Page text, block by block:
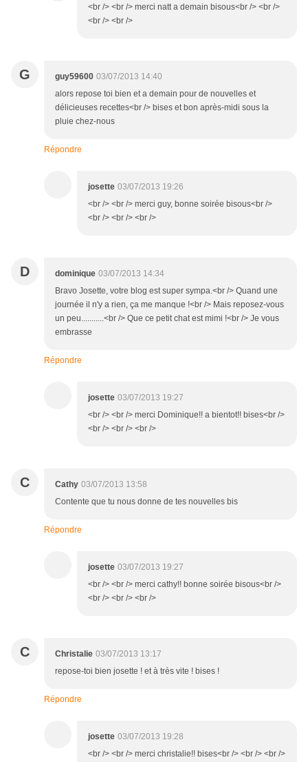
<br /> <br /> merci natt a demain bisous<br /> <br />
<br /> <br />
G guy59600 03/07/2013 14:40
alors repose toi bien et a demain pour de nouvelles et
délicieuses recettes<br /> bises et bon après-midi sous la
pluie chez-nous
Répondre
josette 03/07/2013 19:26
<br /> <br /> merci guy, bonne soirée bisous<br />
<br /> <br /> <br />
D dominique 03/07/2013 14:34
Bravo Josette, votre blog est super sympa.<br /> Quand une
journée il n'y a rien, ça me manque !<br /> Mais reposez-vous
un peu...........<br /> Que ce petit chat est mimi !<br /> Je vous
embrasse
Répondre
josette 03/07/2013 19:27
<br /> <br /> merci Dominique!! a bientot!! bises<br />
<br /> <br /> <br />
C Cathy 03/07/2013 13:58
Contente que tu nous donne de tes nouvelles bis
Répondre
josette 03/07/2013 19:27
<br /> <br /> merci cathy!! bonne soirée bisous<br />
<br /> <br /> <br />
C Christalie 03/07/2013 13:17
repose-toi bien josette ! et à très vite ! bises !
Répondre
josette 03/07/2013 19:28
<br /> <br /> merci christalie!! bises<br /> <br /> <br />